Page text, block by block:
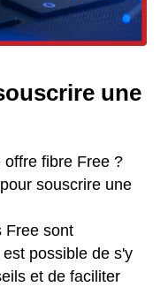
une
offre fibre Free ?
souscrire une
Free sont
possible de s'y
et de faciliter